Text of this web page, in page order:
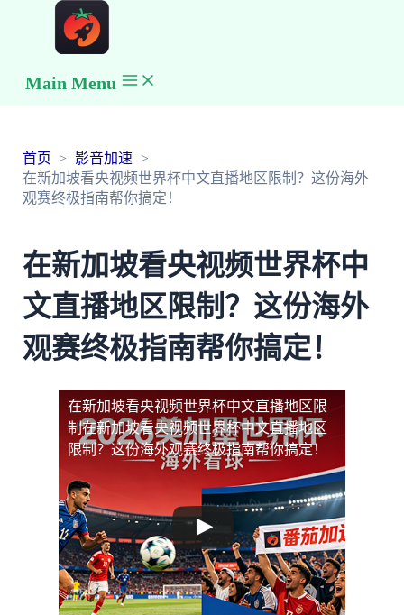
Main Menu
首页
影音加速
在新加坡看央视频世界杯中文直播地区限制？这份海外
观赛终极指南帮你搞定！
在新加坡看央视频世界杯中
文直播地区限制？这份海外
观赛终极指南帮你搞定！
在新加坡看央视频世界杯中文直播地区限
制在新加坡看央视频世界杯中文直播地区
限制？这份海外观赛终极指南帮你搞定！